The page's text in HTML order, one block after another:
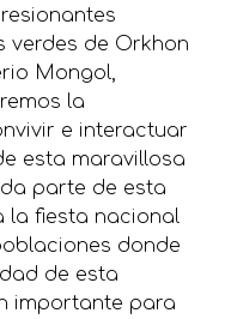
verdes de Orkhon
Mongol,
la
e interactuar
esta maravillosa
parte de esta
la fiesta nacional
donde
de esta
importante para